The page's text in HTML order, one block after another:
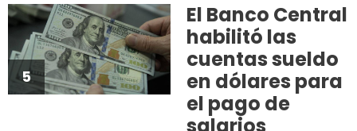
5
El Banco Central
habilitó las
cuentas sueldo
en dólares para
el pago de
salarios